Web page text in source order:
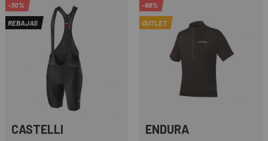
-30%
REBAJAS
CASTELLI
-68%
OUTLET
ENDURA